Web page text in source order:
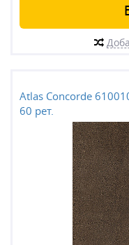
Atlas Concorde
60 рет.